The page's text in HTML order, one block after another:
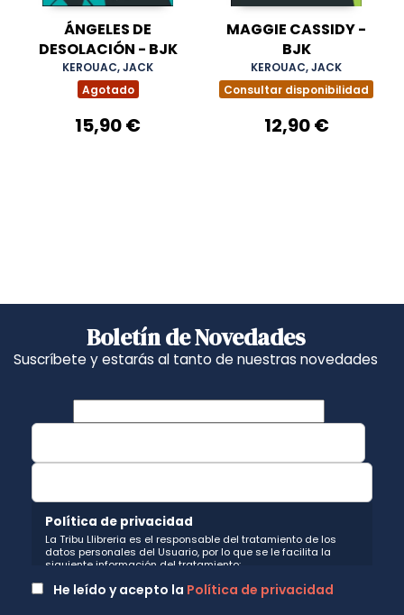
ÁNGELES DE
DESOLACIÓN - BJK
KEROUAC, JACK
Agotado
15,90 €
MAGGIE CASSIDY -
BJK
KEROUAC, JACK
Consultar disponibilidad
12,90 €
Boletín de Novedades
Suscríbete y estarás al tanto de nuestras novedades
Política de privacidad
La Tribu Llibreria es el responsable del tratamiento de los
datos personales del Usuario, por lo que se le facilita la
siguiente información del tratamiento:
Fin del tratamiento: mantener una relación de envío de
comunicaciones y noticias sobre nuestros servicios y
He leído y acepto la Política de privacidad